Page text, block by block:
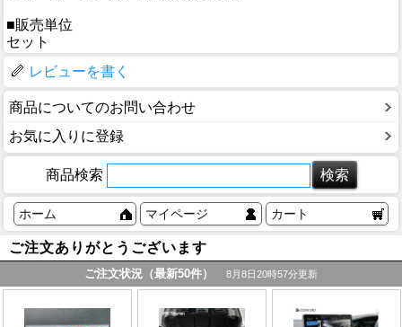
■販売単位
セット
レビューを書く
商品についてのお問い合わせ
お気に入りに登録
商品検索
ホーム マイページ カート
ご注文ありがとうございます